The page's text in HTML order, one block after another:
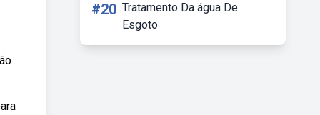
#20 Tratamento Da água De
Esgoto